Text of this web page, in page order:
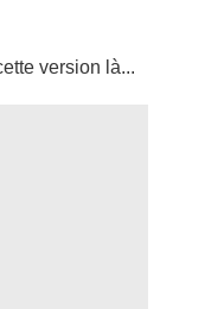
version là...